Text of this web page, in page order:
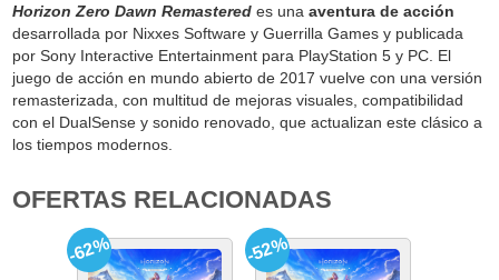
Horizon Zero Dawn Remastered es unaaventura de acción
desarrollada por Nixxes Software y Guerrilla Games y publicada
por Sony Interactive Entertainment para PlayStation 5 y PC. El
juego de acción en mundo abierto de 2017 vuelve con una versión
remasterizada, con multitud de mejoras visuales, compatibilidad
con el DualSense y sonido renovado, que actualizan este clásico a
los tiempos modernos.
OFERTAS RELACIONADAS
-62% -52%